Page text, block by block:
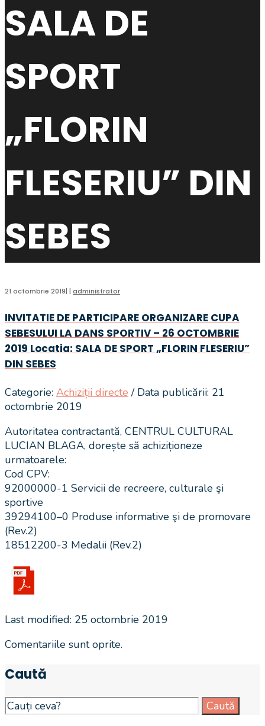
SALA DE
SPORT
„FLORIN
FLESERIU” DIN
SEBES
21 octombrie 2019| | administrator
INVITATIE DE PARTICIPARE ORGANIZARE CUPA
SEBESULUI LA DANS SPORTIV – 26 OCTOMBRIE
2019 Locatia: SALA DE SPORT „FLORIN FLESERIU”
DIN SEBES
Categorie: Achiziții directe / Data publicării: 21
octombrie 2019
Autoritatea contractantă, CENTRUL CULTURAL
LUCIAN BLAGA, dorește să achiziționeze
urmatoarele:
Cod CPV:
92000000-1 Servicii de recreere, culturale şi
sportive
39294100–0 Produse informative şi de promovare
(Rev.2)
18512200-3 Medalii (Rev.2)
Last modified: 25 octombrie 2019
Comentariile sunt oprite.
Caută
Search
for:
Caută